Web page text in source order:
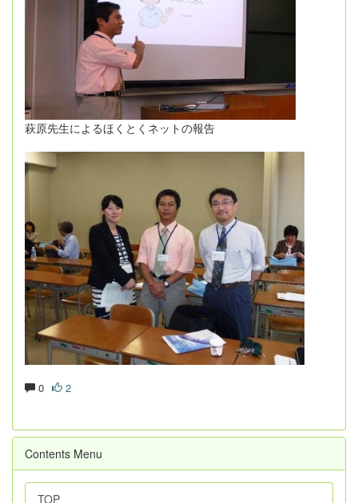
萩原先生によるほくとくネットの報告
0 2
Contents Menu
TOP